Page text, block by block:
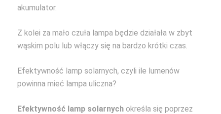
akumulator.
Z kolei za mało czuła lampa będzie działała w zbyt
wąskim polu lub włączy się na bardzo krótki czas.
Efektywność lamp solarnych, czyli ile lumenów
powinna mieć lampa uliczna?
Efektywność lamp solarnych określa się poprzez